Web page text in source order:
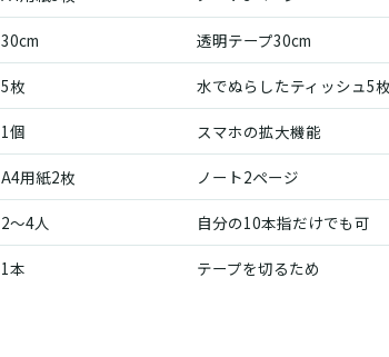
30cm 透明テープ30cm
5枚 水でぬらしたティッシュ5
1個 スマホの拡大機能
A4用紙2枚 ノート2ページ
2〜4人 自分の10本指だけでも可
1本 テープを切るため